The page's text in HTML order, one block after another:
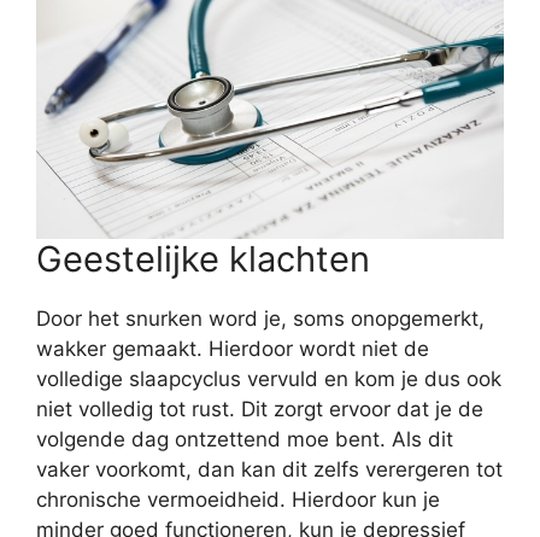
Geestelijke klachten
Door het snurken word je, soms onopgemerkt,
wakker gemaakt. Hierdoor wordt niet de
volledige slaapcyclus vervuld en kom je dus ook
niet volledig tot rust. Dit zorgt ervoor dat je de
volgende dag ontzettend moe bent. Als dit
vaker voorkomt, dan kan dit zelfs verergeren tot
chronische vermoeidheid. Hierdoor kun je
minder goed functioneren, kun je depressief